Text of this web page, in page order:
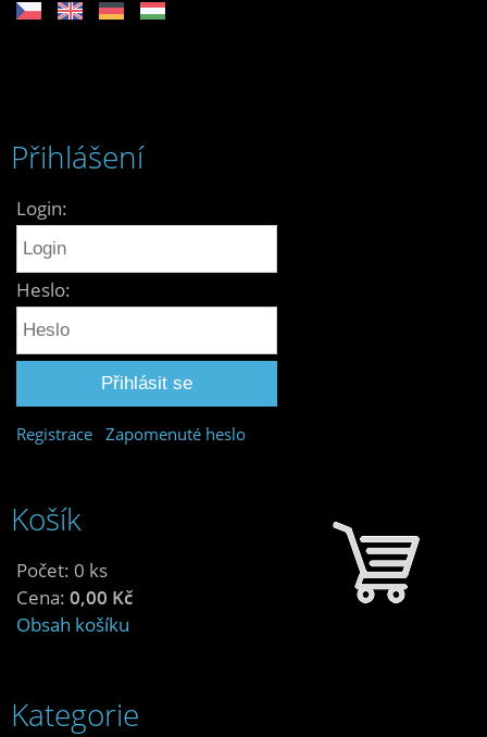
Přihlášení
Login:
Heslo:
Registrace Zapomenuté heslo
Košík
Počet: 0 ks
Cena: 0,00 Kč
Obsah košíku
Kategorie